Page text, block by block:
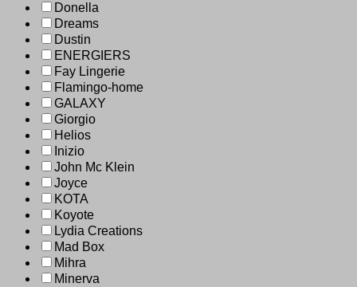
Donella
Dreams
Dustin
ENERGIERS
Fay Lingerie
Flamingo-home
GALAXY
Giorgio
Helios
Inizio
John Mc Klein
Joyce
KOTA
Koyote
Lydia Creations
Mad Box
Mihra
Minerva